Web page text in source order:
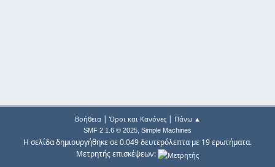
Βοήθεια| Όροι και Κανόνες| Πάνω ▲
SMF 2.1.6 © 2025, Simple Machines
Η σελίδα δημιουργήθηκε σε 0.049 δευτερόλεπτα με 19 ερωτήματα.
Μετρητής επισκέψεων: